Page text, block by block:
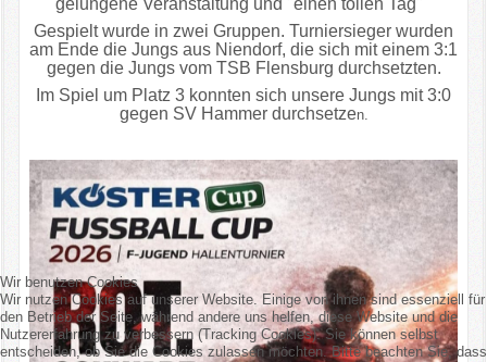
Gespielt wurde in zwei Gruppen. Turniersieger wurden
am Ende die Jungs aus Niendorf, die sich mit einem 3:1
gegen die Jungs vom TSB Flensburg durchsetzten.
Im Spiel um Platz 3 konnten sich unsere Jungs mit 3:0
gegen SV Hammer durchsetzen.
Wir benutzen Cookies
Wir nutzen Cookies auf unserer Website. Einige von ihnen sind essenziell für
den Betrieb der Seite, während andere uns helfen, diese Website und die
Nutzererfahrung zu verbessern (Tracking Cookies). Sie können selbst
entscheiden, ob Sie die Cookies zulassen möchten. Bitte beachten Sie, dass